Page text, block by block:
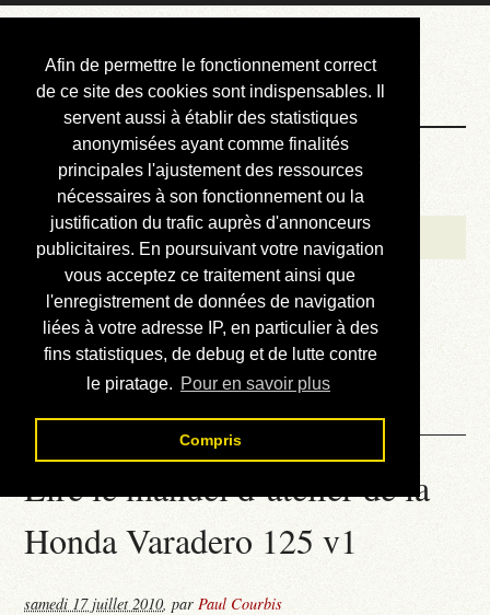
Afin de permettre le fonctionnement correct
de ce site des cookies sont indispensables. Il
servent aussi à établir des statistiques
anonymisées ayant comme finalités
principales l'ajustement des ressources
nécessaires à son fonctionnement ou la
justification du trafic auprès d'annonceurs
publicitaires. En poursuivant votre navigation
vous acceptez ce traitement ainsi que
l'enregistrement de données de navigation
liées à votre adresse IP, en particulier à des
fins statistiques, de debug et de lutte contre
le piratage. Pour en savoir plus
Compris
Courbis, « LE »
Blog Officiel
Bienvenue
Réalisations
Divers (et d’été)
Annonces
Liens externes
Téléchargement
Contact
Lire le manuel d’atelier de la
Honda Varadero 125 v1
samedi 17 juillet 2010,parPaul Courbis